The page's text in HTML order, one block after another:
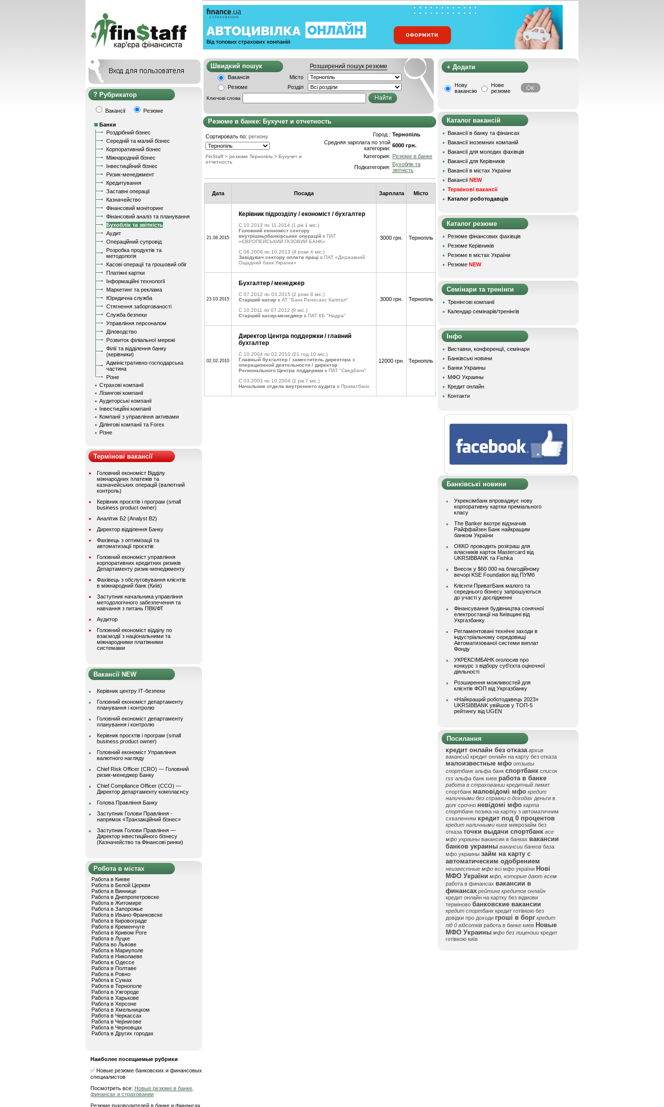
Рубрикатор
Вакансії Резюме
Банки
Роздрібний бізнес
Середній та малий бізнес
Корпоративний бізнес
Міжнародний бізнес
Інвестиційний бізнес
Ризик-менеджмент
Кредитування
Заставні операції
Казначейство
Фінансовий моніторинг
Фінансовий аналіз та планування
Бухоблік та звітність
Аудит
Операційний супровід
Розробка продуктів та
методологія
Касові операції та грошовий обіг
Платіжні картки
Інформаційні технології
Маркетинг та реклама
Юридична служба
Стягнення заборгованості
Служба безпеки
Управління персоналом
Діловодство
Розвиток філіальної мережі
Філії та відділення банку
(керівники)
Адміністративно-господарська
частина
Різне
Страхові компанії
Лізингові компанії
Аудиторські компанії
Інвестиційні компанії
Компанії з управління активами
Ділінгові компанії та Forex
Різне
Термінові вакансії
Головний економіст Відділу
міжнародних платежів та
казначейських операцій (валютний
контроль)
Керівник проєктів і програм (small
business product owner)
Аналітик Б2 (Analyst B2)
Директор відділення Банку
Фахівець з оптимізації та
автоматизації проєктів
Головний економіст управління
корпоративних кредитних ризиків
Департаменту ризик-менеджменту
Фахівець з обслуговування клієнтів
в міжнародний банк (Київ)
Заступник начальника управління
методологічного забезпечення та
навчання з питань ПВК/ФТ
Аудитор
Головний економіст відділу по
взаємодії з національними та
міжнародними платіжними
системами
Вакансії NEW
Керівник центру ІТ-безпеки
Головний економіст департаменту
планування і контролю
Головний економіст департаменту
планування і контролю
Керівник проєктів і програм (small
business product owner)
Головний економіст Управління
валютного нагляду
Chief Risk Officer (CRO) — Головний
ризик-менеджер Банку
Chief Compliance Officer (CCO) —
Директор департаменту комплаєнсу
Голова Правління Банку
Заступник Голови Правління -
напрямок «Транзакційний бізнес»
Заступник Голови Правління —
Директор інвестиційного бізнесу
(Казначейство та Фінансові ринки)
Робота в містах
Работа в Киеве
Работа в Белой Церкви
Работа в Виннице
Работа в Днепропетровске
Работа в Житомире
Работа в Запорожье
Работа в Ивано-Франковске
Работа в Кировограде
Работа в Кременчуге
Работа в Кривом Роге
Работа в Луцке
Работа во Львове
Работа в Мариуполе
Работа в Николаеве
Работа в Одессе
Работа в Полтаве
Работа в Ровно
Работа в Сумах
Работа в Тернополе
Работа в Ужгороде
Работа в Харькове
Работа в Херсоне
Работа в Хмельницком
Работа в Черкассах
Работа в Чернигове
Работа в Черновцах
Работа в Других городах
Наиболее посещаемые рубрики
✅ Новые резюме банковских и финансовых
специалистов
Посмотреть все: Новые резюме в банке,
финансах и страховании
Резюме руководителей в банке и финансах
Швидкий пошук Розширений пошук резюме
Вакансія
Місто
Резюме
Розділ
Ключові слова
Резюме в банке: Бухучет и отчетность
Сортировать по: региону
FinStaff > резюме Тернопіль > Бухучет и
отчетность
Город : Тернопіль
Средняя зарплата по этой
категории: 6000 грн.
Категория: Резюме в банке
Подкатегория: Бухоблік та
звітність
Дата Посада Зарплата Місто
21.08.2015
Керівник підрозділу / економіст / бухгалтер
C 10.2013 по 11.2014 (1 рік 1 міс.)
Головний економіст сектору
внутрішньобанківських операцій в ПАТ
«ЄВРОПЕЙСЬКИЙ ГАЗОВИЙ БАНК»
C 06.2009 по 10.2013 (4 роки 4 міс.)
Завідувач сектору оплати праці в ПАТ «Державний
Ощадний банк України»
3000 грн. Тернопіль
23.03.2015
Бухгалтер / менеджер
C 07.2012 по 03.2015 (2 роки 8 міс.)
Старший касир в АТ "Банк Ренесанс Капітал"
C 10.2011 по 07.2012 (9 міс.)
Старший касир-менеджер в ПАТ КБ "Надра"
3000 грн. Тернопіль
02.02.2010
Директор Центра поддержки / главний
бухгалтер
C 10.2004 по 02.2010 (21 год 10 міс.)
Главный бухгалтер / заместитель директора з
операционной деятельности / директор
Регионального Центра поддержки в ПАТ "Сведбанк"
C 03.2003 по 10.2004 (1 рік 7 міс.)
Начальник отдела внутреннего аудита в Приватбанк
12000 грн. Тернопіль
+ Додати
Нову
вакансію
Нове
резюме
Каталог вакансій
Вакансії в банку та фінансах
Вакансії іноземних компаній
Вакансії для молодих фахівців
Вакансії для Керівників
Вакансії в містах України
Вакансії NEW
Термінові вакансії
Каталог роботодавців
Каталог резюме
Резюме фінансових фахівців
Резюме Керівників
Резюме в містах України
Резюме NEW
Семінари та тренінги
Тренінгові компанії
Календар семінарів/тренінгів
Інфо
Виставки, конференції, семінари
Банківські новини
Банки Украины
МФО Украины
Кредит онлайн
Контакти
Банківські новини
Укрексімбанк впроваджує нову
корпоративну картки преміального
класу
The Banker вкотре відзначив
Райффайзен Банк найкращим
банком України
ОККО проводить розіграш для
власників карток Mastercard від
UKRSIBBANK та Fishka
Внесок у $60 000 на благодійному
вечорі KSE Foundation від ПУМб
Клієнти ПриватБанк малого та
середнього бізнесу запрошуються
до участі у дослідженні
Фінансування будівництва сонячної
електростанції на Київщині від
Укргазбанку
Регламентовані технічні заходи в
індустріальному середовищі
Автоматизованої системи виплат
Фонду
УКРЕКСІМБАНК оголосив про
конкурс з відбору суб’єкта оціночної
діяльності
Розширення можливостей для
клієнтів ФОП від Укргазбанку
«Найкращий роботодавець 2023»
UKRSIBBANK увійшов у ТОП-5
рейтингу від UGEN
Посилання
кредит онлайн без отказа архив
вакансий кредит онлайн на карту без отказа
малоизвестные мфо отзывы
спортбанк альфа банк спортбанк список
rss альфа банк киев работа в банке
работа в страховании кредитный лимит
спортбанк маловідомі мфо кредит
наличными без справки о доходах деньги в
долг срочно невідомі мфо карта
спортбанк позика на картку з автоматичним
схваленням кредит под 0 процентов
кредит наличными киев микрозайм без
отказа точки выдачи спортбанк все
мфо украины вакансии в банках вакансии
банков украины вакансии банков база
мфо украины займ на карту с
автоматическим одобрением
неизвестные мфо всі мфо україни Нові
МФО України мфо, которые дают всем
работа в финансах вакансии в
финансах рейтинг кредитов онлайн
кредит онлайн на картку без відмови
терміново банковские вакансии
кредит спортбанк кредит готівкою без
довідки про доходи гроші в борг кредит
під 0 відсотків работа в банке киев Новые
МФО Украины мфо без лицензии кредит
готівкою київ